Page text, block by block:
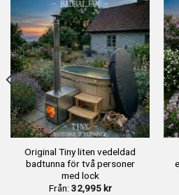
Original Tiny liten vedeldad
badtunna för två personer
med lock
Från: 32,995 kr